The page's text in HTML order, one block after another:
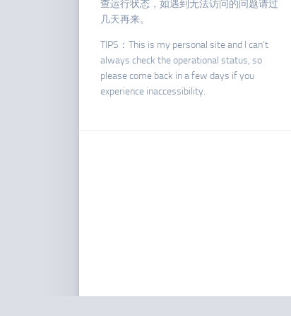
查运行状态，如遇到无法访问的问题请过
几天再来。
TIPS：This is my personal site and I can’t
always check the operational status, so
please come back in a few days if you
experience inaccessibility.